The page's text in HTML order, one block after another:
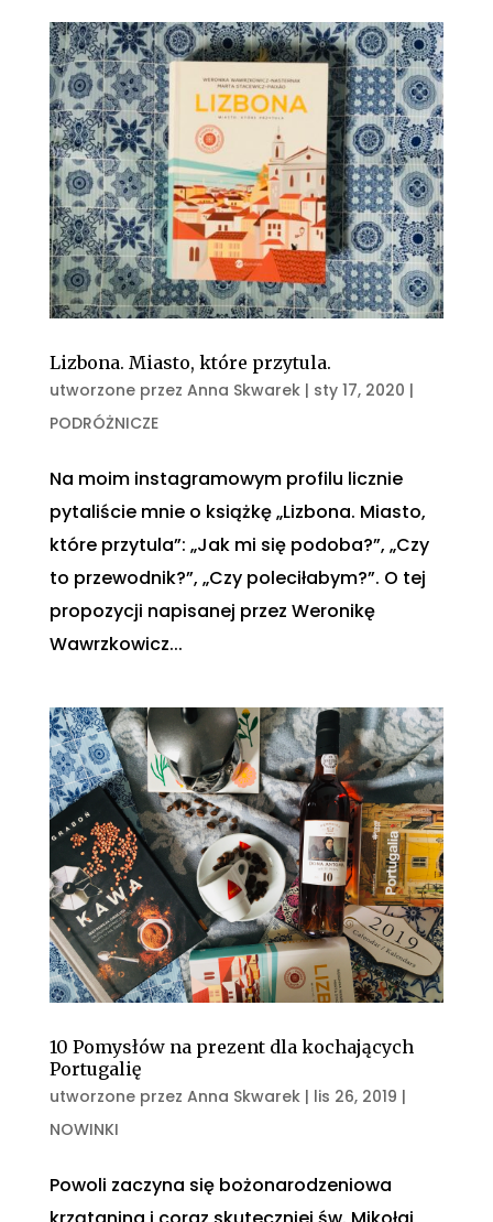
Lizbona. Miasto, które przytula.
utworzone przez Anna Skwarek| sty 17, 2020 |
PODRÓŻNICZE
Na moim instagramowym profilu licznie
pytaliście mnie o książkę „Lizbona. Miasto,
które przytula”: „Jak mi się podoba?”, „Czy
to przewodnik?”, „Czy poleciłabym?”. O tej
propozycji napisanej przez Weronikę
Wawrzkowicz...
10 Pomysłów na prezent dla kochających
Portugalię
utworzone przez Anna Skwarek| lis 26, 2019 |
NOWINKI
Powoli zaczyna się bożonarodzeniowa